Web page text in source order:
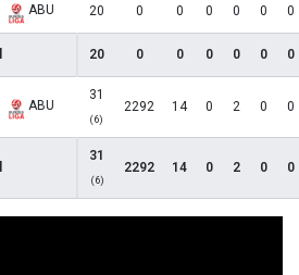
ABU 20 0 0 0 0 0 0
20 0 0 0 0 0 0
ABU
31
(6)
2292 14 0 2 0 0
31
(6)
2292 14 0 2 0 0